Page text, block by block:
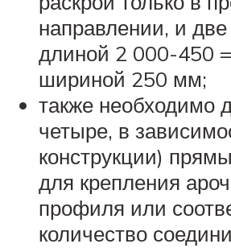
направлении, и две
длиной 2 000-450
шириной 250 мм;
также необходимо
четыре, в
конструкции)
для крепления
профиля или
количество